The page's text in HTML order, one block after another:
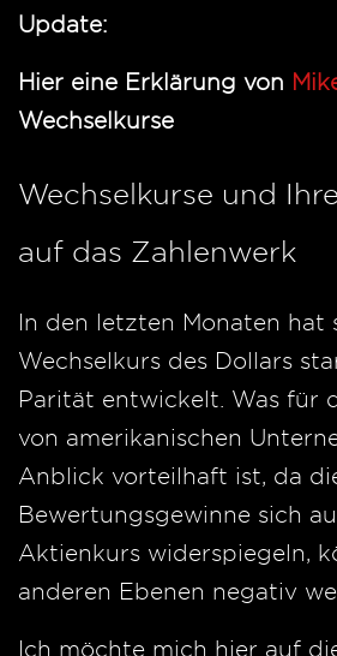
Update:
Hier eine Erklärung von
Wechselkurse
Wechselkurse und
auf das Zahlenwerk
In den letzten Monaten hat
Wechselkurs des Dollars
Parität entwickelt. Was für
von amerikanischen
Anblick vorteilhaft ist, da
Bewertungsgewinne sich
Aktienkurs widerspiegeln,
anderen Ebenen negativ
Ich möchte mich hier auf